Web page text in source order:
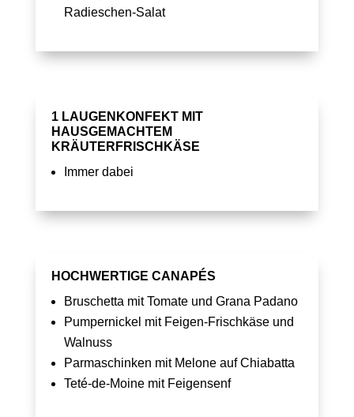
Radieschen-Salat
1 LAUGENKONFEKT MIT
HAUSGEMACHTEM
KRÄUTERFRISCHKÄSE
Immer dabei
HOCHWERTIGE CANAPÉS
Bruschetta mit Tomate und Grana Padano
Pumpernickel mit Feigen-Frischkäse und
Walnuss
Parmaschinken mit Melone auf Chiabatta
Teté-de-Moine mit Feigensenf